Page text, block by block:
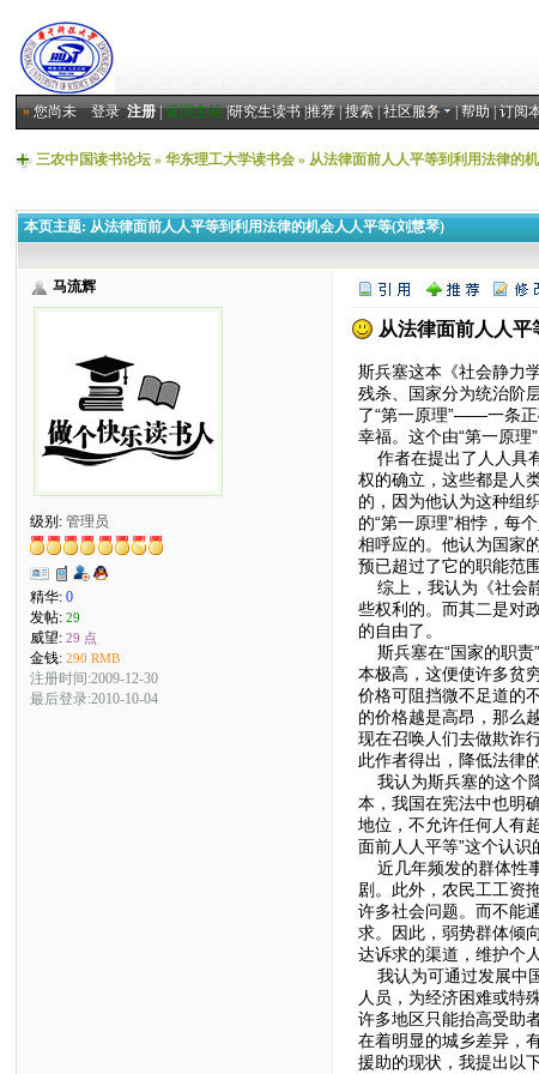
»您尚未登录 注册|返回主站|研究生读书|推荐|搜索|社区服务 |帮助|订阅
三农中国读书论坛 »华东理工大学读书会 »从法律面前人人平等到利用法律的
本页主题: 从法律面前人人平等到利用法律的机会人人平等(刘慧琴)
马流辉
级别:管理员
精华:0
发帖:29
威望:29 点
金钱:290 RMB
注册时间:2009-12-30
最后登录:2010-10-04
从法律面前人人
斯兵塞这本《社会静力
残杀、国家分为统治阶
了“第一原理”——一条正
幸福。这个由“第一原理
作者在提出了人人具
权的确立，这些都是人
的，因为他认为这种组
的“第一原理”相悖，每
相呼应的。他认为国家
预已超过了它的职能范
综上，我认为《社会
些权利的。而其二是对
的自由了。
斯兵塞在“国家的职责
本极高，这便使许多贫
价格可阻挡微不足道的
的价格越是高昂，那么
现在召唤人们去做欺诈
此作者得出，降低法律
我认为斯兵塞的这个
本，我国在宪法中也明
地位，不允许任何人有
面前人人平等”这个认识
近几年频发的群体性
剧。此外，农民工工资
许多社会问题。而不能
求。因此，弱势群体倾
达诉求的渠道，维护个人
我认为可通过发展中
人员，为经济困难或特
许多地区只能抬高受助
在着明显的城乡差异，
援助的现状，我提出以